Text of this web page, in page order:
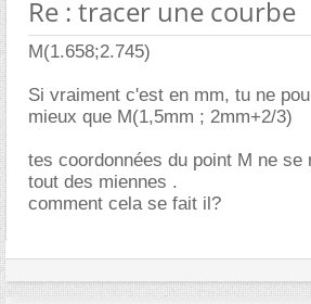
Re : tracer une courbe
M(1.658;2.745)
Si vraiment c'est en mm, tu ne
mieux que M(1,5mm ; 2mm+2/3)
tes coordonnées du point M ne se
tout des miennes .
comment cela se fait il?